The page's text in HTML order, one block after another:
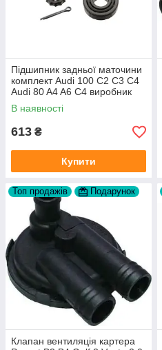
Підшипник задньої маточини
комплект Audi 100 C2 C3 C4
Audi 80 A4 A6 C4 виробник
FAG
В наявності
613 ₴
Купити
Топ продажів Подарунок
Клапан вентиляція картера